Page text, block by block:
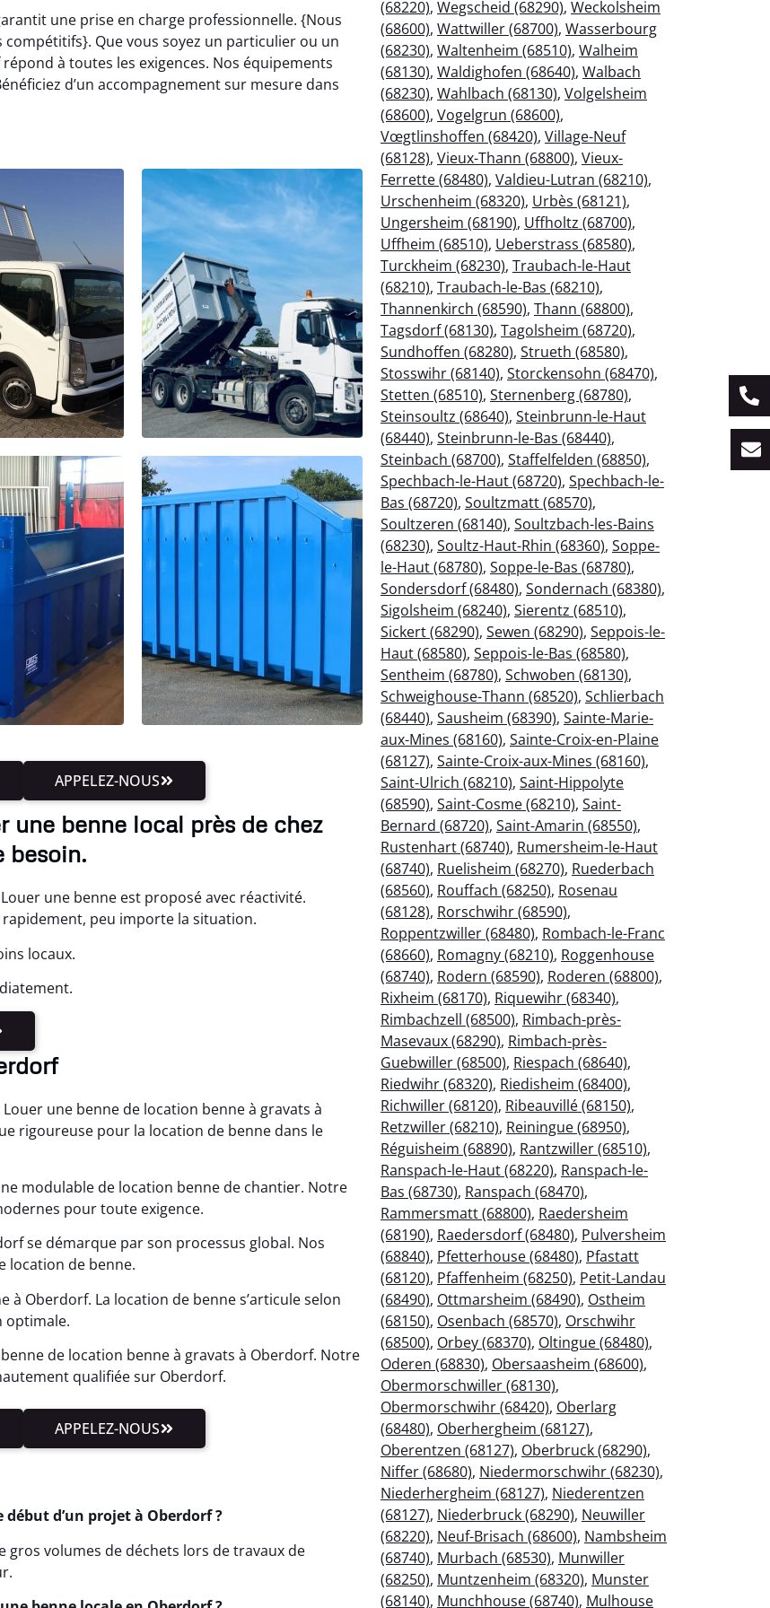
une prise en charge professionnelle. {Nous
Que vous soyez un particulier ou un
à toutes les exigences. Nos équipements
d’un accompagnement sur mesure dans
APPELEZ-NOUS
une benne local près de chez
besoin.
une benne est proposé avec réactivité.
peu importe la situation.
locaux.
une benne de location benne à gravats à
rigoureuse pour la location de benne dans le
modulable de location benne de chantier. Notre
pour toute exigence.
se démarque par son processus global. Nos
location de benne.
à Oberdorf. La location de benne s’articule selon
optimale.
de location benne à gravats à Oberdorf. Notre
qualifiée sur Oberdorf.
APPELEZ-NOUS
d’un projet à Oberdorf ?
gros volumes de déchets lors de travaux de
(68220), Wegscheid (68290), Weckolsheim
(68600), Wattwiller (68700), Wasserbourg
(68230), Waltenheim (68510), Walheim
(68130), Waldighofen (68640), Walbach
(68230), Wahlbach (68130), Volgelsheim
(68600), Vogelgrun (68600),
Vœgtlinshoffen (68420), Village-Neuf
(68128), Vieux-Thann (68800), Vieux-
Ferrette (68480), Valdieu-Lutran (68210),
Urschenheim (68320), Urbès (68121),
Ungersheim (68190), Uffholtz (68700),
Uffheim (68510), Ueberstrass (68580),
Turckheim (68230), Traubach-le-Haut
(68210), Traubach-le-Bas (68210),
Thannenkirch (68590), Thann (68800),
Tagsdorf (68130), Tagolsheim (68720),
Sundhoffen (68280), Strueth (68580),
Stosswihr (68140), Storckensohn (68470),
Stetten (68510), Sternenberg (68780),
Steinsoultz (68640), Steinbrunn-le-Haut
(68440), Steinbrunn-le-Bas (68440),
Steinbach (68700), Staffelfelden (68850),
Spechbach-le-Haut (68720), Spechbach-le-
Bas (68720), Soultzmatt (68570),
Soultzeren (68140), Soultzbach-les-Bains
(68230), Soultz-Haut-Rhin (68360), Soppe-
le-Haut (68780), Soppe-le-Bas (68780),
Sondersdorf (68480), Sondernach (68380),
Sigolsheim (68240), Sierentz (68510),
Sickert (68290), Sewen (68290), Seppois-le-
Haut (68580), Seppois-le-Bas (68580),
Sentheim (68780), Schwoben (68130),
Schweighouse-Thann (68520), Schlierbach
(68440), Sausheim (68390), Sainte-Marie-
aux-Mines (68160), Sainte-Croix-en-Plaine
(68127), Sainte-Croix-aux-Mines (68160),
Saint-Ulrich (68210), Saint-Hippolyte
(68590), Saint-Cosme (68210), Saint-
Bernard (68720), Saint-Amarin (68550),
Rustenhart (68740), Rumersheim-le-Haut
(68740), Ruelisheim (68270), Ruederbach
(68560), Rouffach (68250), Rosenau
(68128), Rorschwihr (68590),
Roppentzwiller (68480), Rombach-le-Franc
(68660), Romagny (68210), Roggenhouse
(68740), Rodern (68590), Roderen (68800),
Rixheim (68170), Riquewihr (68340),
Rimbachzell (68500), Rimbach-près-
Masevaux (68290), Rimbach-près-
Guebwiller (68500), Riespach (68640),
Riedwihr (68320), Riedisheim (68400),
Richwiller (68120), Ribeauvillé (68150),
Retzwiller (68210), Reiningue (68950),
Réguisheim (68890), Rantzwiller (68510),
Ranspach-le-Haut (68220), Ranspach-le-
Bas (68730), Ranspach (68470),
Rammersmatt (68800), Raedersheim
(68190), Raedersdorf (68480), Pulversheim
(68840), Pfetterhouse (68480), Pfastatt
(68120), Pfaffenheim (68250), Petit-Landau
(68490), Ottmarsheim (68490), Ostheim
(68150), Osenbach (68570), Orschwihr
(68500), Orbey (68370), Oltingue (68480),
Oderen (68830), Obersaasheim (68600),
Obermorschwiller (68130),
Obermorschwihr (68420), Oberlarg
(68480), Oberhergheim (68127),
Oberentzen (68127), Oberbruck (68290),
Niffer (68680), Niedermorschwihr (68230),
Niederhergheim (68127), Niederentzen
(68127), Niederbruck (68290), Neuwiller
(68220), Neuf-Brisach (68600), Nambsheim
(68740), Murbach (68530), Munwiller
(68250), Muntzenheim (68320), Munster
(68140), Munchhouse (68740), Mulhouse